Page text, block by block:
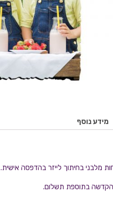
מידע נוסף
מלבני בחיתוך לייזר בהדפסה אישית.
הקדשה בתוספת תשלום.